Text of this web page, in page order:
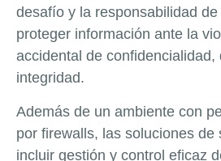
desafío y la responsabilidad
proteger información ante la
accidental de confidencialidad,
integridad.
Además de un ambiente con
por firewalls, las soluciones de
incluir gestión y control eficaz